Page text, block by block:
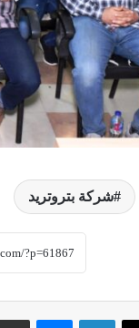
شركة بتروتريد
لينكدإن ماسنجر